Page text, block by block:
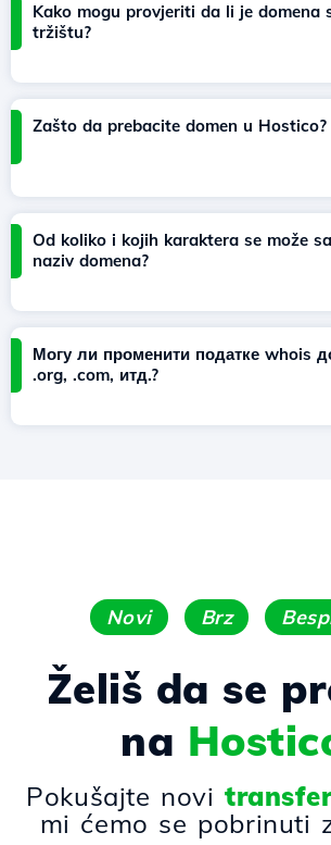
Kako mogu provjeriti da li je domena
tržištu?
Zašto da prebacite domen u Hostico?
Od koliko i kojih karaktera se može
naziv domena?
Могу ли променити податке whois
.org, .com, итд.?
Novi Brz
Želiš da se
na
Pokušajte novi
mi ćemo se pobrinuti